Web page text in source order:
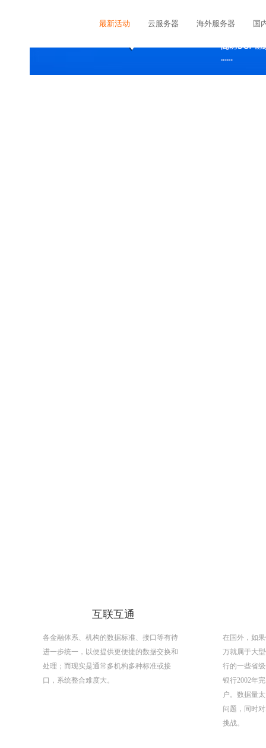
最新活动 云服务器 海外服务器 国
互联互通
各金融体系、机构的数据标准、接口等有待
进一步统一，以便提供更便捷的数据交换和
处理；而现实是通常多机构多种标准或接
口，系统整合难度大。
在国外，如
万就属于大
行的一些省
银行2002年
户。数据量
问题，同时
挑战。